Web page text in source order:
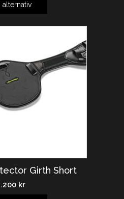
alternativ
Girth Short
kr